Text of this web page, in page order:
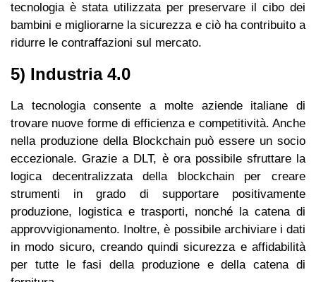
tecnologia è stata utilizzata per preservare il cibo dei
bambini e migliorarne la sicurezza e ciò ha contribuito a
ridurre le contraffazioni sul mercato.
5) Industria 4.0
La tecnologia consente a molte aziende italiane di
trovare nuove forme di efficienza e competitività. Anche
nella produzione della Blockchain può essere un socio
eccezionale. Grazie a DLT, è ora possibile sfruttare la
logica decentralizzata della blockchain per creare
strumenti in grado di supportare positivamente
produzione, logistica e trasporti, nonché la catena di
approvvigionamento. Inoltre, è possibile archiviare i dati
in modo sicuro, creando quindi sicurezza e affidabilità
per tutte le fasi della produzione e della catena di